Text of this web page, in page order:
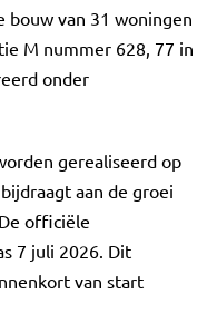
bouw van 31 woningen
M nummer 628, 77 in
onder
gerealiseerd op
aan de groei
officiële
7 juli 2026. Dit
van start